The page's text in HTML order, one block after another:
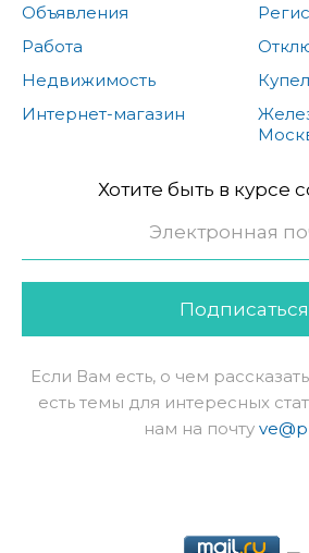
Объявления
Работа
Недвижимость
Интернет-магазин
Хотите быть в курсе
Подписаться
Если Вам есть, о чем
есть темы для интересных
нам на почту